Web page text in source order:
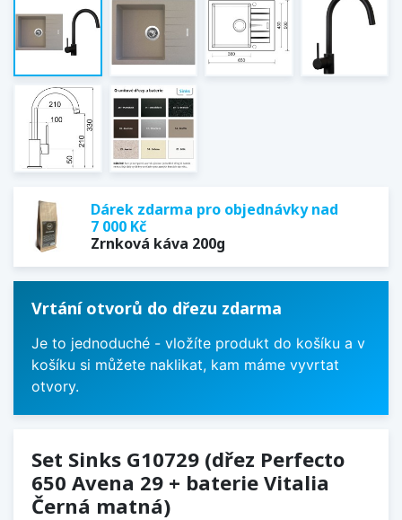
Dárek zdarma pro objednávky nad
7 000 Kč
Zrnková káva 200g
Vrtání otvorů do dřezu zdarma
Je to jednoduché - vložíte produkt do košíku a v
košíku si můžete naklikat, kam máme vyvrtat
otvory.
Set Sinks G10729 (dřez Perfecto
650 Avena 29 + baterie Vitalia
Černá matná)